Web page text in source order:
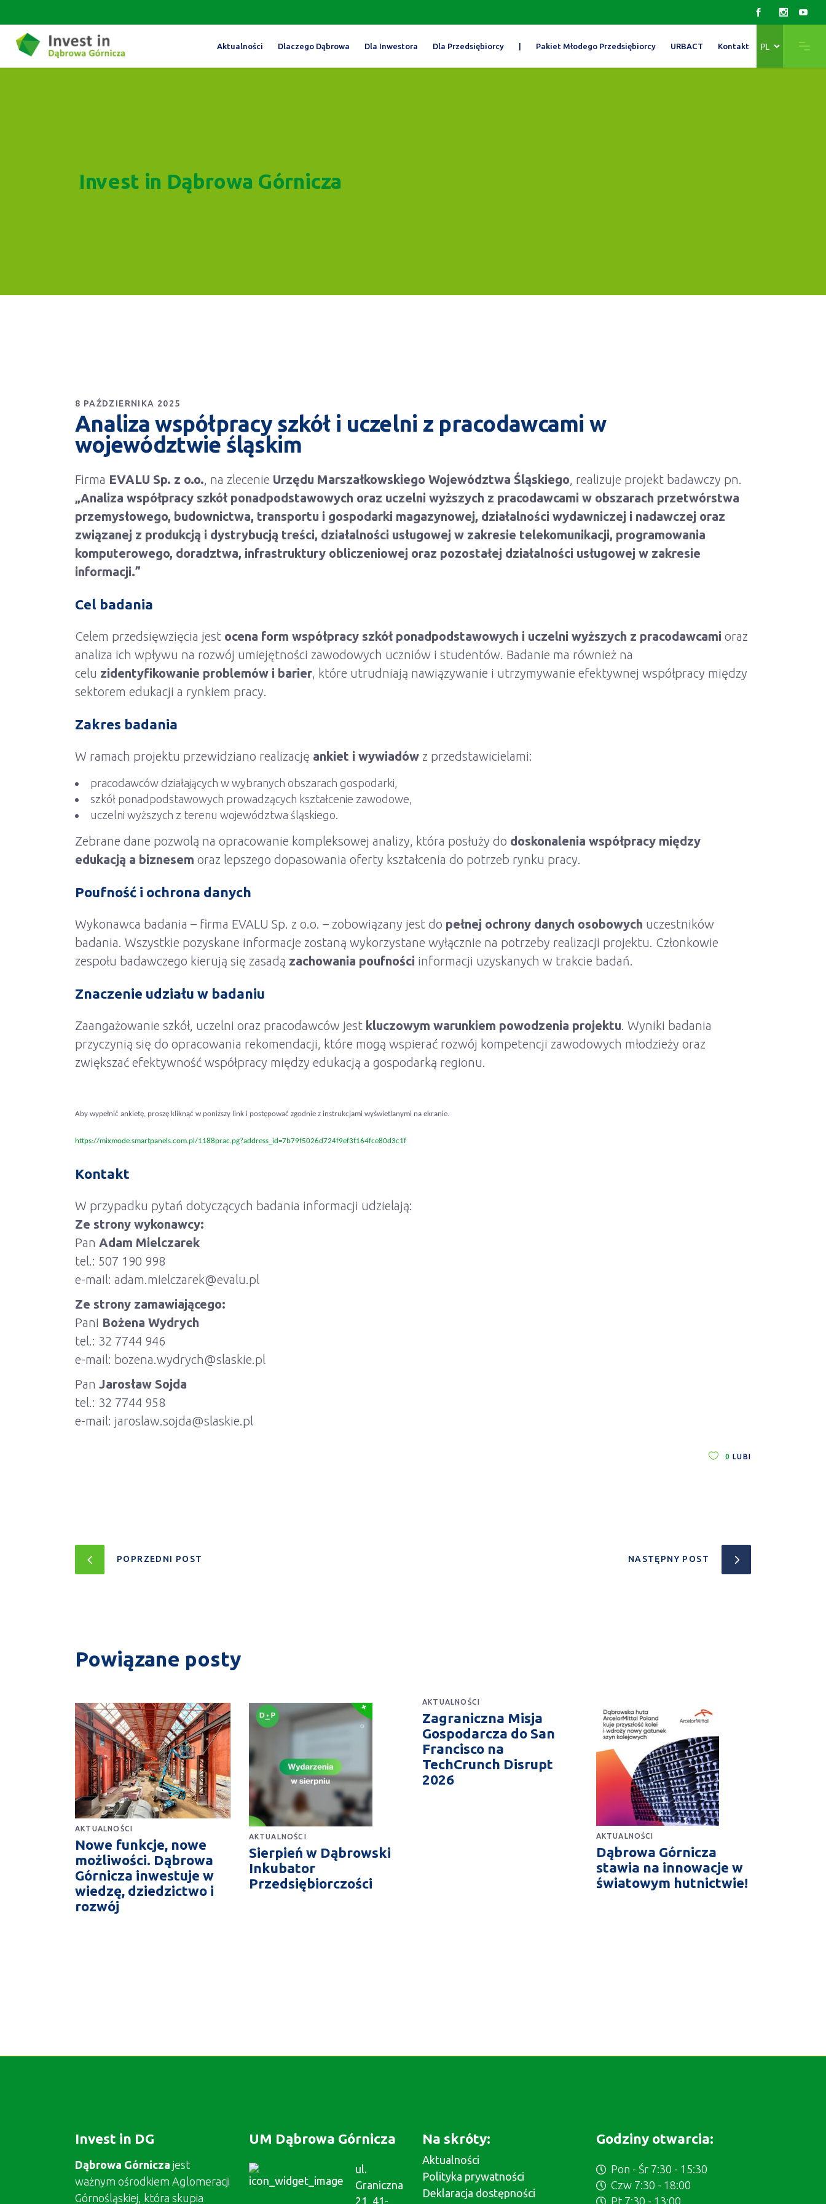
Aktualności Dlaczego Dąbrowa Dla Inwestora Dla Przedsiębiorcy | Pakiet Młodego Przedsiębiorcy URBACT Kontakt
język
Invest in Dąbrowa Górnicza
8 PAŹDZIERNIKA 2025
Analiza współpracy szkół i uczelni z pracodawcami w
województwie śląskim
Firma EVALU Sp. z o.o., na zlecenie Urzędu Marszałkowskiego Województwa Śląskiego, realizuje projekt badawczy pn.
„Analiza współpracy szkół ponadpodstawowych oraz uczelni wyższych z pracodawcami w obszarach przetwórstwa
przemysłowego, budownictwa, transportu i gospodarki magazynowej, działalności wydawniczej i nadawczej oraz
związanej z produkcją i dystrybucją treści, działalności usługowej w zakresie telekomunikacji, programowania
komputerowego, doradztwa, infrastruktury obliczeniowej oraz pozostałej działalności usługowej w zakresie
informacji.”
Cel badania
Celem przedsięwzięcia jest ocena form współpracy szkół ponadpodstawowych i uczelni wyższych z pracodawcami oraz
analiza ich wpływu na rozwój umiejętności zawodowych uczniów i studentów. Badanie ma również na
celu zidentyfikowanie problemów i barier, które utrudniają nawiązywanie i utrzymywanie efektywnej współpracy między
sektorem edukacji a rynkiem pracy.
Zakres badania
W ramach projektu przewidziano realizację ankiet i wywiadów z przedstawicielami:
pracodawców działających w wybranych obszarach gospodarki,
szkół ponadpodstawowych prowadzących kształcenie zawodowe,
uczelni wyższych z terenu województwa śląskiego.
Zebrane dane pozwolą na opracowanie kompleksowej analizy, która posłuży do doskonalenia współpracy między
edukacją a biznesem oraz lepszego dopasowania oferty kształcenia do potrzeb rynku pracy.
Poufność i ochrona danych
Wykonawca badania – firma EVALU Sp. z o.o. – zobowiązany jest do pełnej ochrony danych osobowych uczestników
badania. Wszystkie pozyskane informacje zostaną wykorzystane wyłącznie na potrzeby realizacji projektu. Członkowie
zespołu badawczego kierują się zasadą zachowania poufności informacji uzyskanych w trakcie badań.
Znaczenie udziału w badaniu
Zaangażowanie szkół, uczelni oraz pracodawców jest kluczowym warunkiem powodzenia projektu. Wyniki badania
przyczynią się do opracowania rekomendacji, które mogą wspierać rozwój kompetencji zawodowych młodzieży oraz
zwiększać efektywność współpracy między edukacją a gospodarką regionu.
Aby wypełnić ankietę, proszę kliknąć w poniższy link i postępować zgodnie z instrukcjami wyświetlanymi na ekranie.
https://mixmode.smartpanels.com.pl/1188prac.pg?address_id=7b79f5026d724f9ef3f164fce80d3c1f
Kontakt
W przypadku pytań dotyczących badania informacji udzielają:
Ze strony wykonawcy:
Pan Adam Mielczarek
tel.: 507 190 998
e-mail: adam.mielczarek@evalu.pl
Ze strony zamawiającego:
Pani Bożena Wydrych
tel.: 32 7744 946
e-mail: bozena.wydrych@slaskie.pl
Pan Jarosław Sojda
tel.: 32 7744 958
e-mail: jaroslaw.sojda@slaskie.pl
0 LUBI
POPRZEDNI POST NASTĘPNY POST
Powiązane posty
AKTUALNOŚCI
Nowe funkcje, nowe
możliwości. Dąbrowa
Górnicza inwestuje w
wiedzę, dziedzictwo i
rozwój
AKTUALNOŚCI
Sierpień w Dąbrowski
Inkubator
Przedsiębiorczości
AKTUALNOŚCI
Zagraniczna Misja
Gospodarcza do San
Francisco na
TechCrunch Disrupt
2026
AKTUALNOŚCI
Dąbrowa Górnicza
stawia na innowacje w
światowym hutnictwie!
Invest in DG
Dąbrowa Górnicza jest
ważnym ośrodkiem Aglomeracji
Górnośląskiej, która skupia
UM Dąbrowa Górnicza
ul.
Graniczna
21, 41-
Na skróty:
Aktualności
Polityka prywatności
Deklaracja dostępności
Godziny otwarcia:
Pon - Śr 7:30 - 15:30
Czw 7:30 - 18:00
Pt 7:30 - 13:00